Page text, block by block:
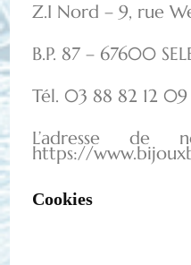
Z.I Nord – 9, rue
B.P. 87 – 67600
Tél. 03 88 82 12 09
L’adresse
https://
Cookies